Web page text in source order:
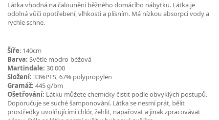
Látka vhodná na čalounění běžného domácího nábytku. Látka je
odolná vůči opotřebení, vlhkosti a plísním. Má nízkou absorpci vody a
rychle schne.
Šíře: 140cm
Barva: Světle modro-béžová
Martindale: 30 000
Složení: 33%PES, 67% polypropylen
Gramáž: 445 g/bm
Ošetřování: Látku můžete chemicky čistit podle obvyklých postupů.
Doporučuje se suché šamponování. Látka se nesmí prát, bělit
prostředky uvolňujícími chlór, žehlit, napařovat a jinak zpracovávat